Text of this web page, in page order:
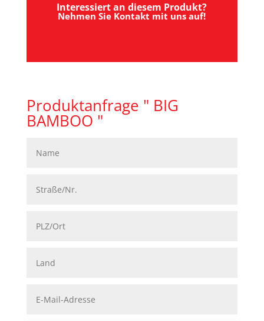
Interessiert an diesem Produkt?
Nehmen Sie Kontakt mit uns auf!
Produktanfrage " BIG
BAMBOO "